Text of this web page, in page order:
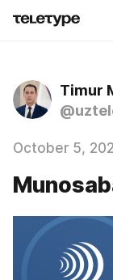
Timur
October 5,